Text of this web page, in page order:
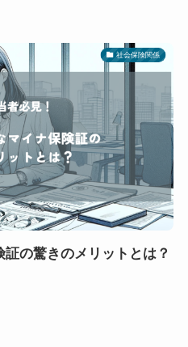
社会保険関係
の驚きのメリットとは？